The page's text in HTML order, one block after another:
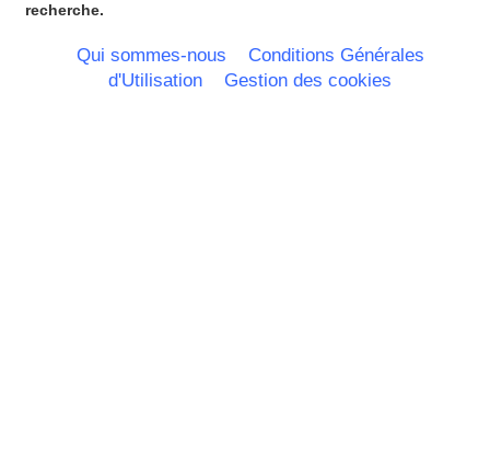
recherche.
Qui sommes-nous
Conditions Générales
d'Utilisation
Gestion des cookies